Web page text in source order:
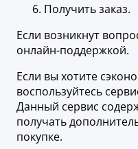
Получить заказ.
Если возникнут
онлайн-поддержкой.
Если вы хотите
воспользуйтесь
Данный сервис
получать
покупке.